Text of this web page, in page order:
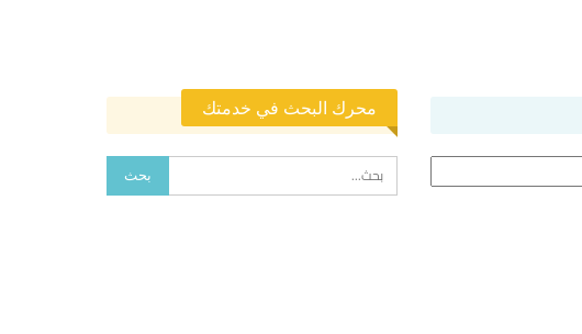
محرك البحث في خدمتك